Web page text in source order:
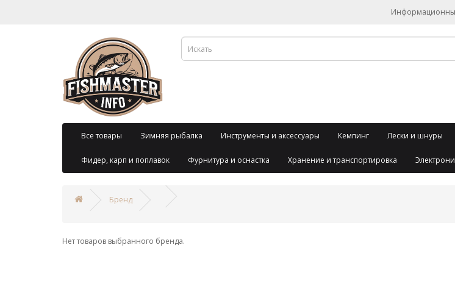
Все товары Зимняя рыбалка Инструменты и аксессуары Кемпинг Лески и шнуры
Фидер, карп и поплавок Фурнитура и оснастка Хранение и транспортировка
Бренд
Нет товаров выбранного бренда.